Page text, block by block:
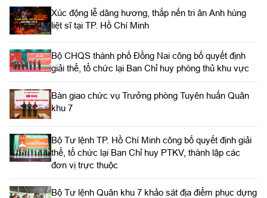
Xúc động lễ dâng hương, thắp nến tri ân Anh hùng
liệt sĩ tại TP. Hồ Chí Minh
Bộ CHQS thành phố Đồng Nai công bố quyết định
giải thể, tổ chức lại Ban Chỉ huy phòng thủ khu vực
Bàn giao chức vụ Trưởng phòng Tuyên huấn Quân
khu 7
Bộ Tư lệnh TP. Hồ Chí Minh công bố quyết định giải
thể, tổ chức lại Ban Chỉ huy PTKV, thành lập các
đơn vị trực thuộc
Bộ Tư lệnh Quân khu 7 khảo sát địa điểm phục dựng